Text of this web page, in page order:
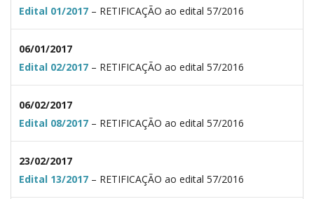
Edital 01/2017– RETIFICAÇÃO ao edital 57/2016
06/01/2017
Edital 02/2017– RETIFICAÇÃO ao edital 57/2016
06/02/2017
Edital 08/2017– RETIFICAÇÃO ao edital 57/2016
23/02/2017
Edital 13/2017– RETIFICAÇÃO ao edital 57/2016